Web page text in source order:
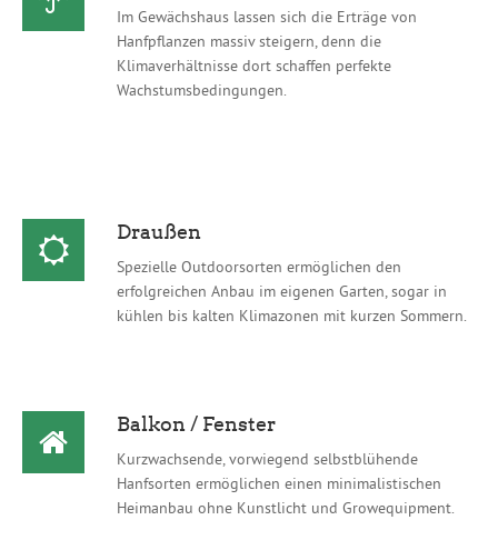
Im Gewächshaus lassen sich die Erträge von
Hanfpflanzen massiv steigern, denn die
Klimaverhältnisse dort schaffen perfekte
Wachstumsbedingungen.
Draußen
Spezielle Outdoorsorten ermöglichen den
erfolgreichen Anbau im eigenen Garten, sogar in
kühlen bis kalten Klimazonen mit kurzen Sommern.
Balkon / Fenster
Kurzwachsende, vorwiegend selbstblühende
Hanfsorten ermöglichen einen minimalistischen
Heimanbau ohne Kunstlicht und Growequipment.